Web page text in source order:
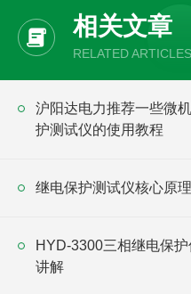
相关文章
RELATED ARTICLES
沪阳达电力推荐一些微
护测试仪的使用教程
继电保护测试仪核心原
HYD-3300三相继电保
讲解